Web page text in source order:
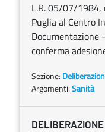
L.R. 05/07/1984,
Puglia al Centro
Documentazione
conferma
Sezione:
Argomenti:Sanità